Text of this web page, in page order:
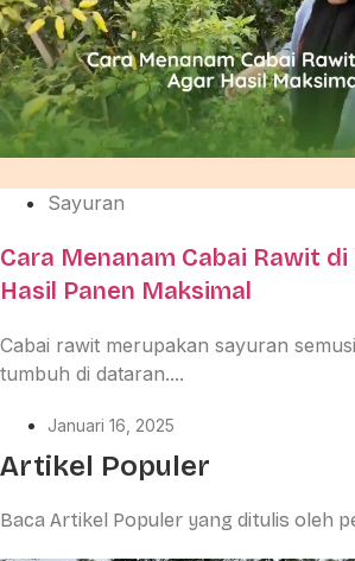
Sayuran
Cara Menanam Cabai Rawit
Hasil Panen Maksimal
Cabai rawit merupakan sayuran
tumbuh di dataran....
Januari 16, 2025
Artikel Populer
Baca Artikel Populer yang ditulis oleh